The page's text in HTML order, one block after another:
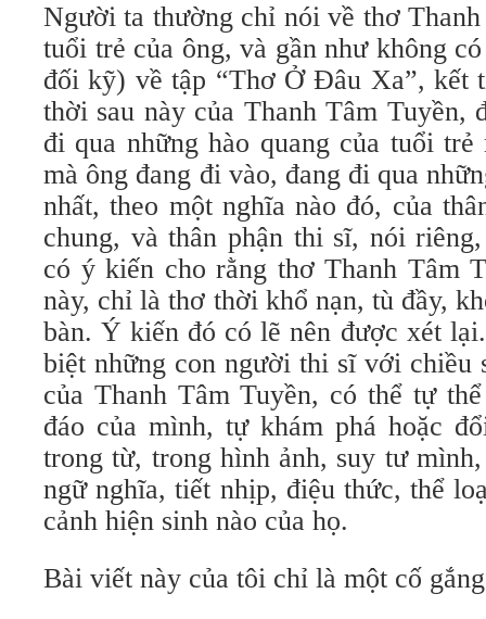
Người ta thường chỉ nói về thơ
tuổi trẻ của ông, và gần như không
đối kỹ) về tập “Thơ Ở Đâu Xa”, kết
thời sau này của Thanh Tâm Tuyền,
đi qua những hào quang của tuổi
mà ông đang đi vào, đang đi qua
nhất, theo một nghĩa nào đó, của
chung, và thân phận thi sĩ, nói
có ý kiến cho rằng thơ Thanh Tâm
này, chỉ là thơ thời khổ nạn, tù đầy,
bàn. Ý kiến đó có lẽ nên được xét
biệt những con người thi sĩ với chiều
của Thanh Tâm Tuyền, có thể tự
đáo của mình, tự khám phá hoặc
trong từ, trong hình ảnh, suy tư
ngữ nghĩa, tiết nhịp, điệu thức, thể
cảnh hiện sinh nào của họ.
Bài viết này của tôi chỉ là một cố